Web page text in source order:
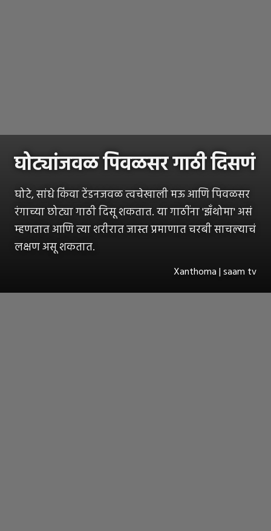
घोट्यांजवळ पिवळसर गाठी दिसणं
घोटे, सांधे किंवा टेंडनजवळ त्वचेखाली मऊ आणि पिवळसर
रंगाच्या छोट्या गाठी दिसू शकतात. या गाठींना 'झँथोमा' असं
म्हणतात आणि त्या शरीरात जास्त प्रमाणात चरबी साचल्याचं
लक्षण असू शकतात.
Xanthoma | saam tv